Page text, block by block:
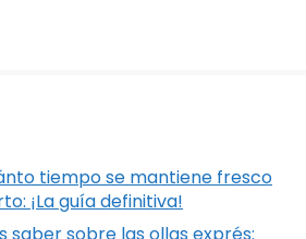
tiempo se mantiene fresco
¡La guía definitiva!
saber sobre las ollas exprés: